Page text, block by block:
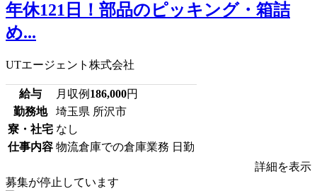
年休121日！部品のピッキング・箱詰
め...
UTエージェント株式会社
給与 月収例 186,000円
勤務地
埼玉県 所沢市
寮・社宅 なし
仕事内容 物流倉庫での倉庫業務 日勤
詳細を表示
募集が停止しています